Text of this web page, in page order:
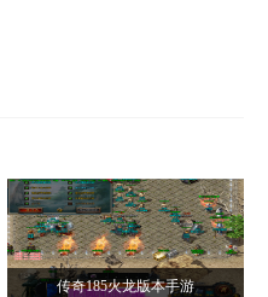
传奇185火龙版本手游